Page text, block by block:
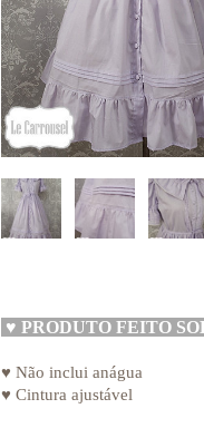
♥ PRODUTO FEITO
♥ Não inclui anágua
♥ Cintura ajustável